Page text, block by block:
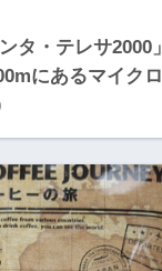
タ・テレサ2000
にあるマイク